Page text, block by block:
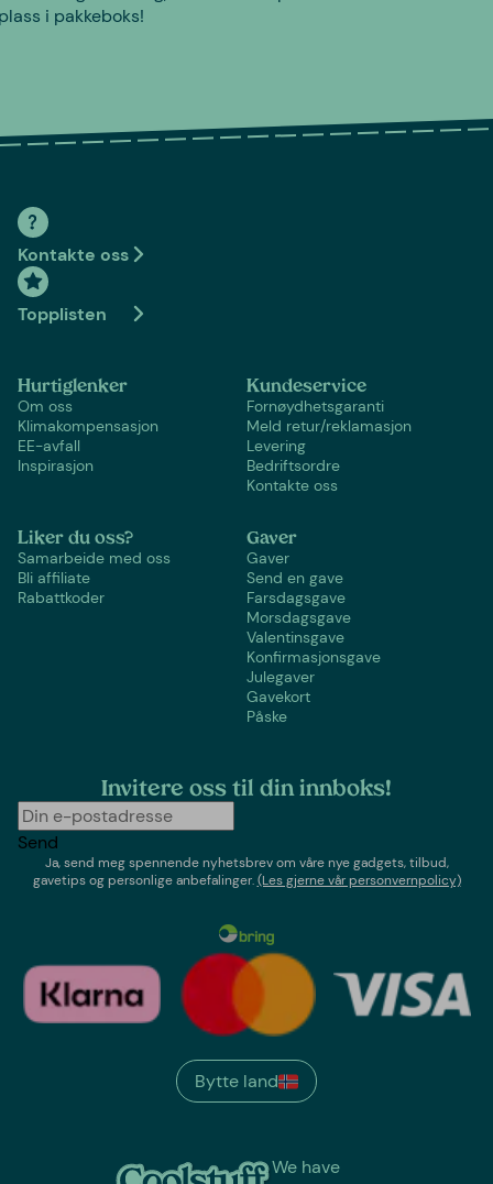
i pakkeboks!
Kontakte oss
Topplisten
Hurtiglenker
Om oss
Klimakompensasjon
EE-avfall
Inspirasjon
Kundeservice
Fornøydhetsgaranti
Meld retur/reklamasjon
Levering
Bedriftsordre
Kontakte oss
Liker du oss?
Samarbeide med oss
Bli affiliate
Rabattkoder
Gaver
Gaver
Send en gave
Farsdagsgave
Morsdagsgave
Valentinsgave
Konfirmasjonsgave
Julegaver
Gavekort
Påske
Invitere oss til din innboks!
Send
Ja, send meg spennende nyhetsbrev om våre nye gadgets, tilbud,
gavetips og personlige anbefalinger.(Les gjerne vår personvernpolicy)
We have
Bytte land